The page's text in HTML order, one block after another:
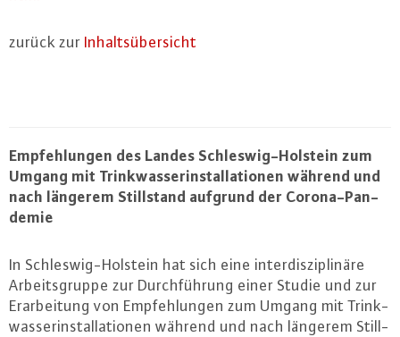
zurück zur In­halts­über­sicht
Emp­feh­lun­gen des Landes Schles­wig-Hol­stein zum
Umgang mit Trink­was­ser­in­stal­la­tio­nen während und
nach längerem Still­stand aufgrund der Co­ro­na-Pan­
de­mie
In Schles­wig-Hol­stein hat sich eine in­ter­dis­zi­pli­nä­re
Ar­beits­grup­pe zur Durch­füh­rung einer Studie und zur
Er­ar­bei­tung von Emp­feh­lun­gen zum Umgang mit Trink­
was­ser­in­stal­la­tio­nen während und nach längerem Still­